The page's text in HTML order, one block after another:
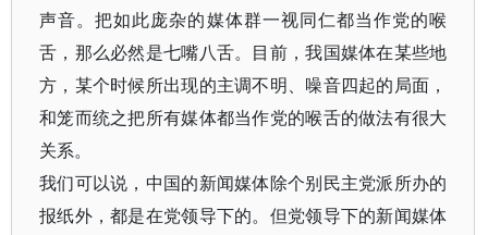
声音。把如此庞杂的媒体群一视同仁都当作党的喉
舌，那么必然是七嘴八舌。目前，我国媒体在某些地
方，某个时候所出现的主调不明、噪音四起的局面，
和笼而统之把所有媒体都当作党的喉舌的做法有很大
关系。
我们可以说，中国的新闻媒体除个别民主党派所办的
报纸外，都是在党领导下的。但党领导下的新闻媒体